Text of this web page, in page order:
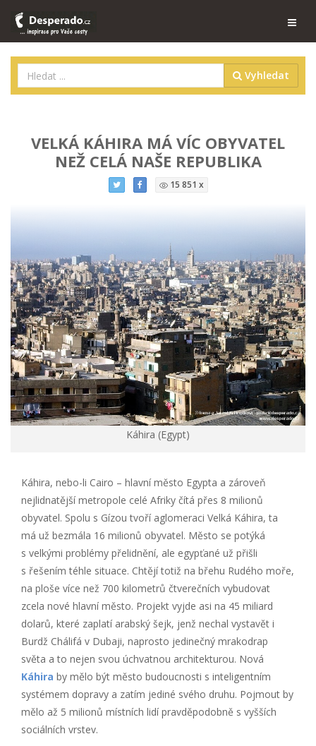
Vyhledat
VELKÁ KÁHIRA MÁ VÍC OBYVATEL
NEŽ CELÁ NAŠE REPUBLIKA
15 851 x
Káhira (Egypt)
Káhira, nebo-li Cairo – hlavní město Egypta a zároveň
nejlidnatější metropole celé Afriky čítá přes 8 milionů
obyvatel. Spolu s Gízou tvoří aglomeraci Velká Káhira, ta
má už bezmála 16 milionů obyvatel. Město se potýká
s velkými problémy přelidnění, ale egypťané už přišli
s řešením téhle situace. Chtějí totiž na břehu Rudého moře,
na ploše více než 700 kilometrů čtverečních vybudovat
zcela nové hlavní město. Projekt vyjde asi na 45 miliard
dolarů, které zaplatí arabský šejk, jenž nechal vystavět i
Burdž Chálifá v Dubaji, naprosto jedinečný mrakodrap
světa a to nejen svou úchvatnou architekturou. Nová
Káhira by mělo být město budoucnosti s inteligentním
systémem dopravy a zatím jediné svého druhu. Pojmout by
mělo až 5 milionů místních lidí pravděpodobně s vyšších
sociálních vrstev.